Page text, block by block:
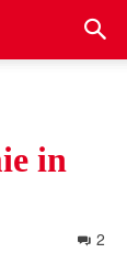
in
2